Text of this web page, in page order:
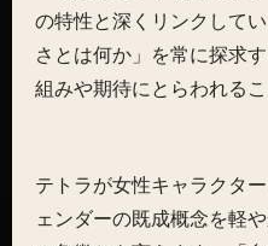
の特性と深くリンクして
さとは何か」を常に探求
組みや期待にとらわれるこ
テトラが女性キャラクタ
ェンダーの既成概念を軽